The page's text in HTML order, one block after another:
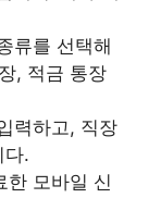
류를 선택해
, 적금 통장
력하고, 직장
다.
한 모바일 신